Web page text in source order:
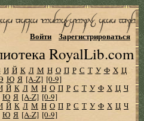
RoyalLib.com
Войти Зарегистрироваться
И Й К Л М Н О П Р С Т У Ф Х Ц
Ю Я [A-Z] [0-9]
Й К Л М Н О П Р С Т У Ф Х Ц Ч
Ю Я [A-Z] [0-9]
Й К Л М Н О П Р С Т У Ф Х Ц Ч
Ю Я [A-Z] [0-9]